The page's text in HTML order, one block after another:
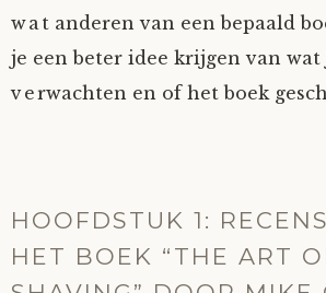
wat anderen van een bepaald
je een beter idee krijgen van
verwachten en of het boek
HOOFDSTUK 1:
HET BOEK “THE ART